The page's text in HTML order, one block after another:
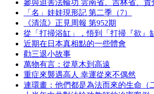
參與迫害法輪功 雲南省、吉林省、
「名」娃娃現形記 第二季（7）
《清流》正見周報 第952期
從「打掃浴缸」，悟到「打掃『欲』
近期在日本真相點的一些體會
勸三退小故事
萬物有言：從草木到高遠
重症來襲遇高人 幸運從來不偶然
連環畫：他們都是為法而來的生命（